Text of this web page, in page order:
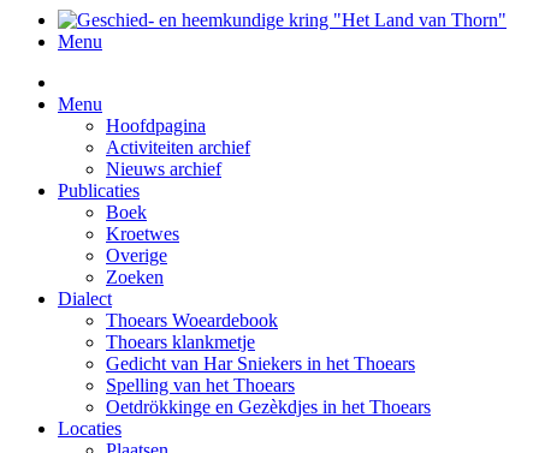
Menu
Menu
Hoofdpagina
Activiteiten archief
Nieuws archief
Publicaties
Boek
Kroetwes
Overige
Zoeken
Dialect
Thoears Woeardebook
Thoears klankmetje
Gedicht van Har Sniekers in het Thoears
Spelling van het Thoears
Oetdrökkinge en Gezèkdjes in het Thoears
Locaties